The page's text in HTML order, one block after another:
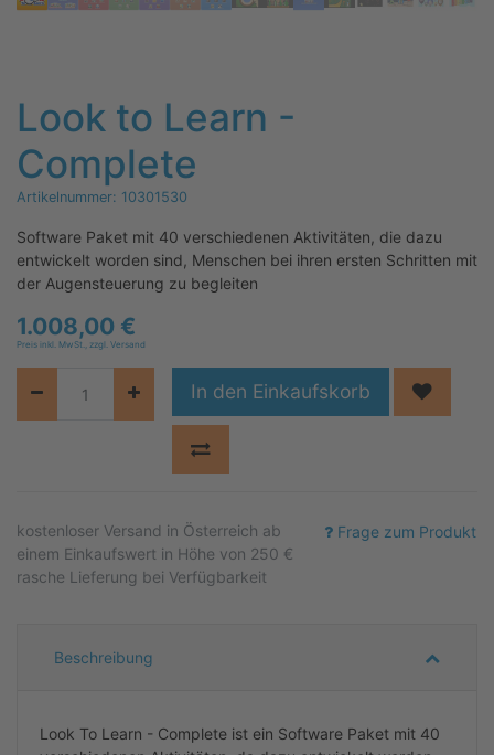
Look to Learn -
Complete
Artikelnummer: 10301530
Software Paket mit 40 verschiedenen Aktivitäten, die dazu
entwickelt worden sind, Menschen bei ihren ersten Schritten mit
der Augensteuerung zu begleiten
1.008,00 €
Preis inkl. MwSt., zzgl. Versand
In den Einkaufskorb
Frage zum Produkt
kostenloser Versand in Österreich ab
einem Einkaufswert in Höhe von 250 €
rasche Lieferung bei Verfügbarkeit
Beschreibung
Look To Learn - Complete ist ein Software Paket mit 40